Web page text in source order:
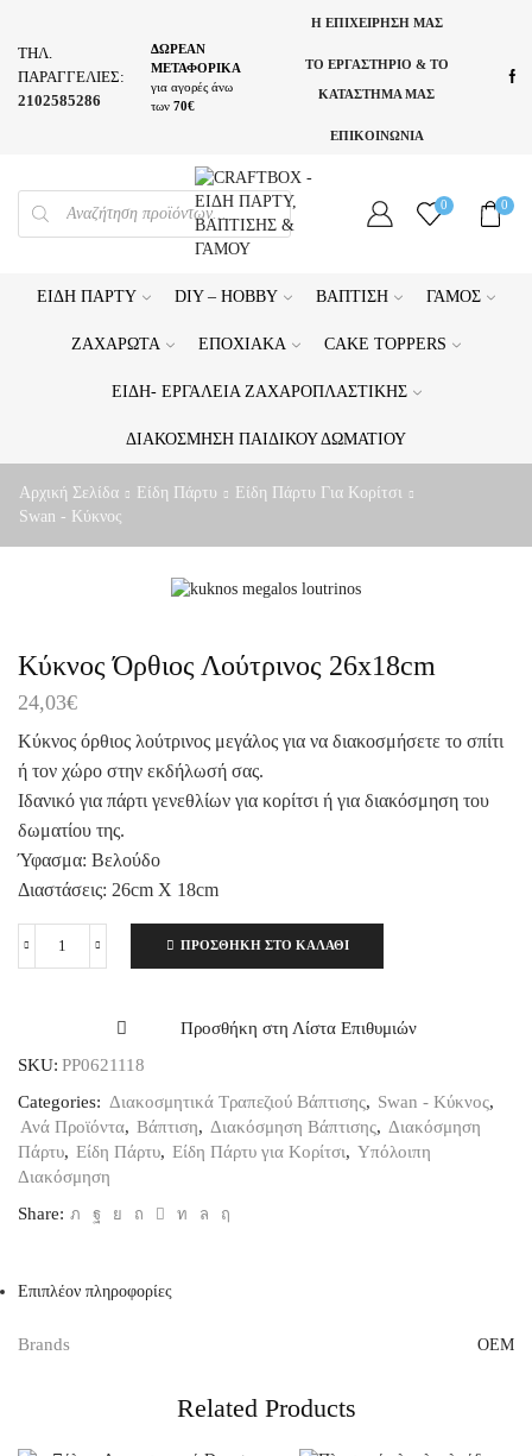
ΤΗΛ.
ΠΑΡΑΓΓΕΛΙΕΣ:
2102585286
ΔΩΡΕΑΝ
ΜΕΤΑΦΟΡΙΚΑ
για αγορές άνω
των 70€
Η ΕΠΙΧΕΙΡΗΣΗ ΜΑΣ
ΤΟ ΕΡΓΑΣΤΗΡΙΟ & ΤΟ
ΚΑΤΑΣΤΗΜΑ ΜΑΣ
ΕΠΙΚΟΙΝΩΝΙΑ
PRODUCTS
SEARCH
0 0
ΕΊΔΗ ΠΆΡΤΥ DIY – HOBBY ΒΆΠΤΙΣΗ ΓΆΜΟΣ
ΖΑΧΑΡΩΤΆ ΕΠΟΧΙΑΚΆ CAKE TOPPERS
ΕΊΔΗ- ΕΡΓΑΛΕΊΑ ΖΑΧΑΡΟΠΛΑΣΤΙΚΉΣ
ΔΙΑΚΌΣΜΗΣΗ ΠΑΙΔΙΚΟΎ ΔΩΜΑΤΊΟΥ
Αρχική Σελίδα Είδη Πάρτυ
Είδη Πάρτυ Για Κορίτσι
Swan - Κύκνος
Κύκνος Όρθιος Λούτρινος 26x18cm
24,03€
Κύκνος όρθιος λούτρινος μεγάλος για να διακοσμήσετε το σπίτι
ή τον χώρο στην εκδήλωσή σας.
Ιδανικό για πάρτι γενεθλίων για κορίτσι ή για διακόσμηση του
δωματίου της.
Ύφασμα: Βελούδο
Διαστάσεις: 26cm X 18cm
Κύκνος
26x18cm
ΠΡΟΣΘΉΚΗ ΣΤΟ ΚΑΛΆΘΙ
Προσθήκη στη Λίστα Επιθυμιών
SKU: PP0621118
Categories: Διακοσμητικά Τραπεζιού Βάπτισης, Swan - Κύκνος,
Ανά Προϊόντα, Βάπτιση, Διακόσμηση Βάπτισης, Διακόσμηση
Πάρτυ, Είδη Πάρτυ, Είδη Πάρτυ για Κορίτσι, Υπόλοιπη
Διακόσμηση
Share:
Επιπλέον πληροφορίες
Brands OEM
Related Products